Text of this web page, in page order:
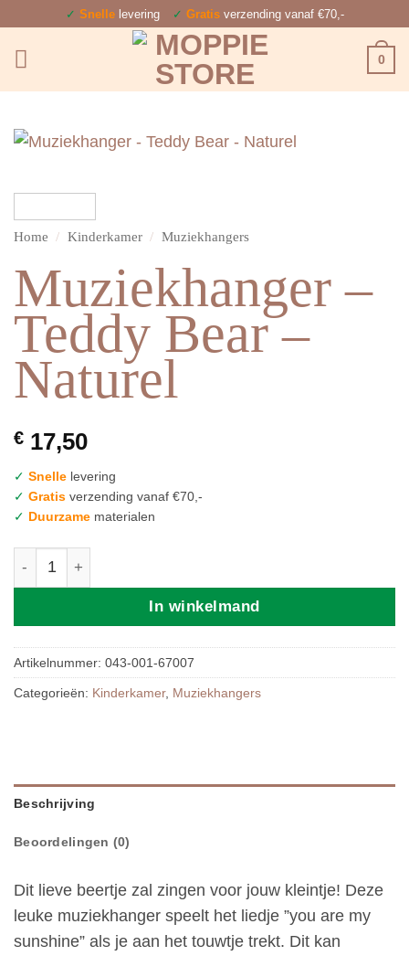
inhoud
✓ Snellelevering ✓ Gratisverzending vanaf €70,-
0
Home / Kinderkamer / Muziekhangers
Muziekhanger –
Teddy Bear –
Naturel
€ 17,50
✓ Snelle levering
✓ Gratis verzending vanaf €70,-
✓ Duurzame materialen
Muziekhanger - Teddy Bear - Naturel aantal
In winkelmand
Artikelnummer: 043-001-67007
Categorieën: Kinderkamer, Muziekhangers
Beschrijving
Beoordelingen (0)
Dit lieve beertje zal zingen voor jouw kleintje! Deze
leuke muziekhanger speelt het liedje ”you are my
sunshine” als je aan het touwtje trekt. Dit kan